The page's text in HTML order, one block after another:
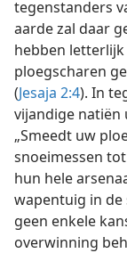
tegenstanders
aarde zal daar
hebben
ploegscharen
(Jesaja 2:4). In
vijandige natiën
„Smeedt uw
snoeimessen tot
hun hele
wapentuig in de
geen enkele
overwinning